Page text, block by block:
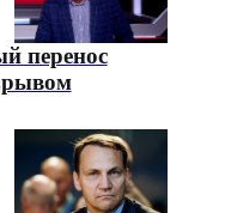
перенос